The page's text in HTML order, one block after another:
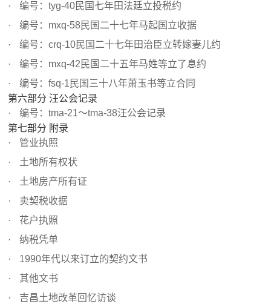
编号：tyg-40民国七年田法廷立投税约
编号：mxq-58民国二十七年马起国立收据
编号：crq-10民国二十七年田治臣立转嫁妻儿约
编号：mxq-42民国二十五年马姓等立了息约
编号：fsq-1民国三十八年萧玉书等立合同
第六部分 汪公会记录
编号：tma-21～tma-38汪公会记录
第七部分 附录
管业执照
土地所有权状
土地房产所有证
卖契税收据
花户执照
纳税凭单
1990年代以来订立的契约文书
其他文书
吉昌土地改革回忆访谈